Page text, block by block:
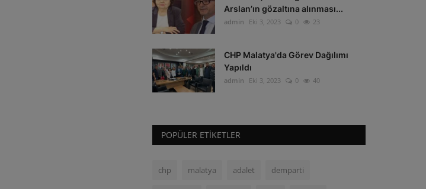
Arslan’ın gözaltına alınması...
admin Eki 3, 2023 0 23
CHP Malatya'da Görev Dağılımı
Yapıldı
admin Eki 3, 2023 0 40
POPÜLER ETIKETLER
chp malatya adalet demparti